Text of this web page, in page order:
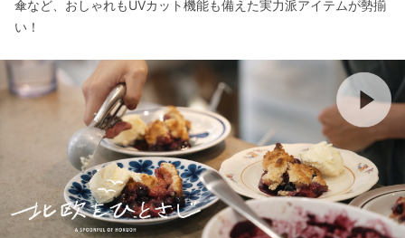
傘など、おしゃれもUVカット機能も備えた実力派アイテムが勢揃
い！